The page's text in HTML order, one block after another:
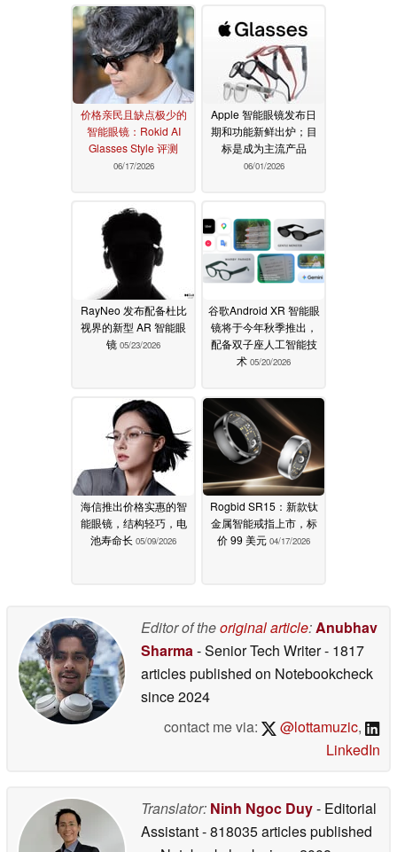
07/13/2026
价格亲民且缺点极少的
智能眼镜：Rokid AI
Glasses Style 评测
06/17/2026
Apple 智能眼镜发布日
期和功能新鲜出炉；目
标是成为主流产品
06/01/2026
RayNeo 发布配备杜比
视界的新型 AR 智能眼
镜 05/23/2026
谷歌Android XR 智能眼
镜将于今年秋季推出，
配备双子座人工智能技
术 05/20/2026
海信推出价格实惠的智
能眼镜，结构轻巧，电
池寿命长 05/09/2026
Rogbid SR15：新款钛
金属智能戒指上市，标
价 99 美元 04/17/2026
Editor of theoriginal article:Anubhav
Sharma- Senior Tech Writer- 1817
articles published on Notebookcheck
since 2024
contact me via:
@lottamuzic,
LinkedIn
Translator: Ninh Ngoc Duy- Editorial
Assistant- 818035 articles published